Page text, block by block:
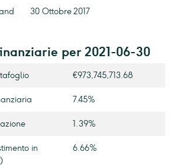
30 Ottobre 2017
per 2021-06-30
€973,745,713.68
7.45%
1.39%
in
6.66%